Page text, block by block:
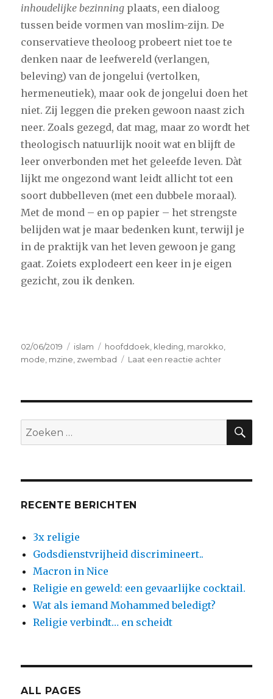
inhoudelijke bezinning plaats, een dialoog
tussen beide vormen van moslim-zijn. De
conservatieve theoloog probeert niet toe te
denken naar de leefwereld (verlangen,
beleving) van de jongelui (vertolken,
hermeneutiek), maar ook de jongelui doen het
niet. Zij leggen die preken gewoon naast zich
neer. Zoals gezegd, dat mag, maar zo wordt het
theologisch natuurlijk nooit wat en blijft de
leer onverbonden met het geleefde leven. Dàt
lijkt me ongezond want leidt allicht tot een
soort dubbelleven (met een dubbele moraal).
Met de mond – en op papier – het strengste
belijden wat je maar bedenken kunt, terwijl je
in de praktijk van het leven gewoon je gang
gaat. Zoiets explodeert een keer in je eigen
gezicht, zou ik denken.
Geplaatst
op
02/06/2019 Categorieën
islam Tags
hoofddoek kleding marokko
mode mzine zwembad Laat een reactie achterop
Zoeken
naar:
RECENTE BERICHTEN
3x religie
Godsdienstvrijheid discrimineert..
Macron in Nice
Religie en geweld: een gevaarlijke cocktail.
Wat als iemand Mohammed beledigt?
Religie verbindt… en scheidt
ALL PAGES